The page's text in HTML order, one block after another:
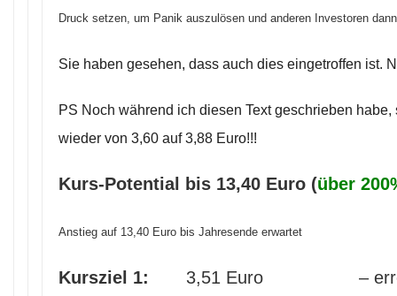
Druck setzen, um Panik auszulösen und anderen Investoren
Sie haben gesehen, dass auch dies eingetroffen ist.
PS Noch während ich diesen Text geschrieben
wieder von 3,60 auf 3,88 Euro!!!
Kurs-Potential bis 13,40 Euro (über
Anstieg auf 13,40 Euro bis Jahresende erwartet
Kursziel 1: 3,51 Euro –